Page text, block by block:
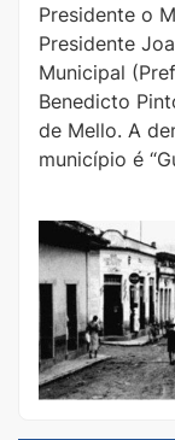
Presidente o
Presidente
Municipal
Benedicto
de Mello. A
município é